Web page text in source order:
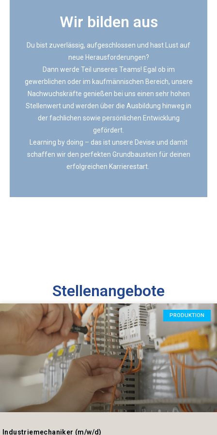
Wir bilden aus
Du bist zuverlässig, aufgeschlossen und hast Lust auf
neue Herausforderungen?
Dann werde Teil unseres Teams! Egal ob im
gewerblichen oder im kaufmännischen Bereich, unsere
Nachwuchskräfte genießen bei uns einen sehr hohen
Stellenwert und werden über die Ausbildung hinweg in
der fachlichen sowie persönlichen Entwicklung
gefördert.
Learning by doing – das ist unsere Devise und damit
schaffen wir den perfekten Grundbaustein für deinen
erfolgreichen Karrierestart.
Stellenangebote
PRODUKTION
Industriemechaniker (m/w/d)